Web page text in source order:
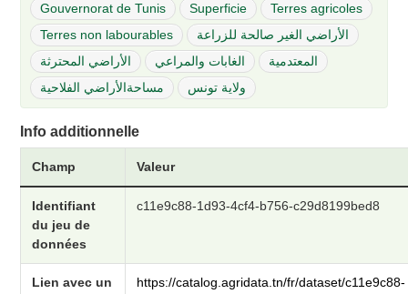
Gouvernorat de Tunis
Superficie
Terres agricoles
Terres non labourables
الأراضي الغير صالحة للزراعة
الأراضي المحترثة
الغابات والمراعي
المعتدمية
مساحةالأراضي الفلاحية
ولاية تونس
Info additionnelle
Champ Valeur
Identifiant
du jeu de
données
c11e9c88-1d93-4cf4-b756-c29d8199bed8
Lien avec un
https://catalog.agridata.tn/fr/dataset/c11e9c88-